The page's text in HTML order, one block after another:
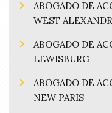
ABOGADO DE
WEST
ABOGADO DE
LEWISBURG
ABOGADO DE
NEW PARIS